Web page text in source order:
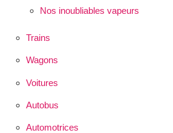
Nos inoubliables vapeurs
Trains
Wagons
Voitures
Autobus
Automotrices